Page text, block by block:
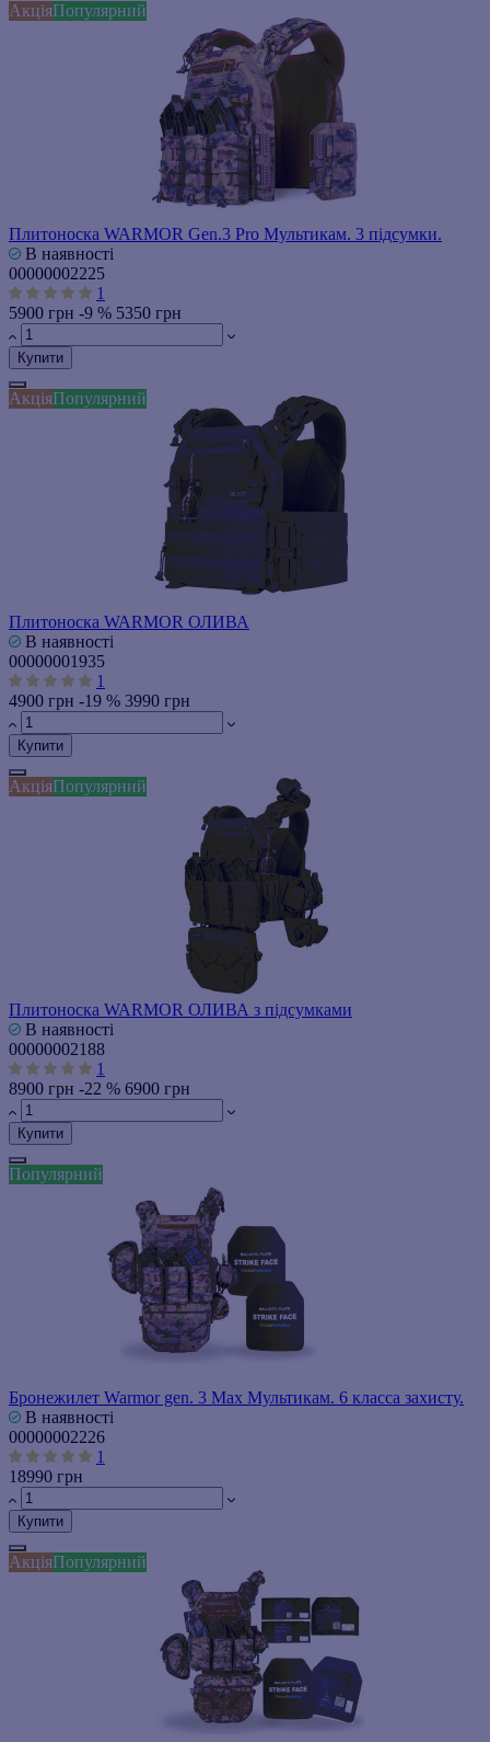
АкціяПопулярний
Плитоноска WARMOR Gen.3 Pro Мультикам. 3 підсумки.
В наявності
00000002225
1
5900 грн -9 % 5350 грн
Купити
АкціяПопулярний
Плитоноска WARMOR ОЛИВА
В наявності
00000001935
1
4900 грн -19 % 3990 грн
Купити
АкціяПопулярний
Плитоноска WARMOR ОЛИВА з підсумками
В наявності
00000002188
1
8900 грн -22 % 6900 грн
Купити
Популярний
Бронежилет Warmor gen. 3 Max Мультикам. 6 класса захисту.
В наявності
00000002226
1
18990 грн
Купити
АкціяПопулярний